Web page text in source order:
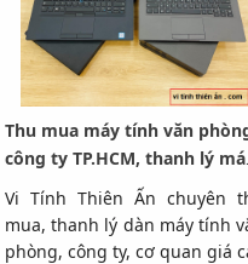
Thu mua máy tính văn
công ty TP.HCM, thanh lý
tính công ty giá cao
Vi Tính Thiên Ấn chuyên
mua, thanh lý dàn máy tính
phòng, công ty, cơ quan giá